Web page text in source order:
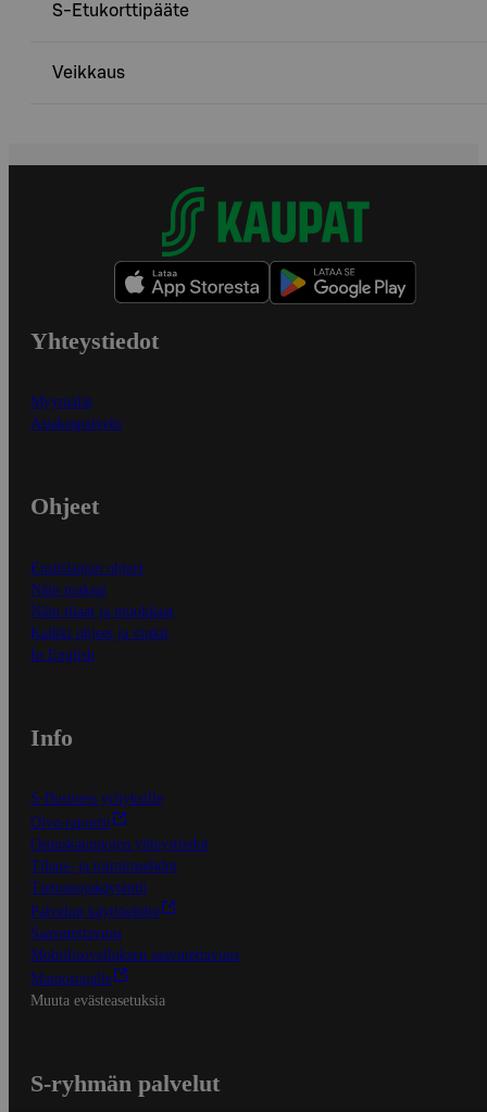
S-Etukorttipääte
Veikkaus
Yhteystiedot
Myymälät
Asiakaspalvelu
Ohjeet
Ensitilaajan ohjeet
Näin maksat
Näin tilaat ja muokkaat
Kaikki ohjeet ja vinkit
In English
Info
S-Business yrityksille
Oiva-raportit
Osuuskauppojen yhteystiedot
Tilaus- ja toimitusehdot
Tietosuojakäytäntö
Palvelun käyttöehdot
Saavutettavuus
Mobiilisovelluksen saavutettavuus
Mainostajalle
Muuta evästeasetuksia
S-ryhmän palvelut